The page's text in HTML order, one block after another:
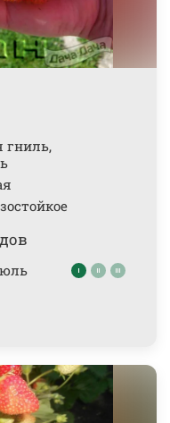
гниль,